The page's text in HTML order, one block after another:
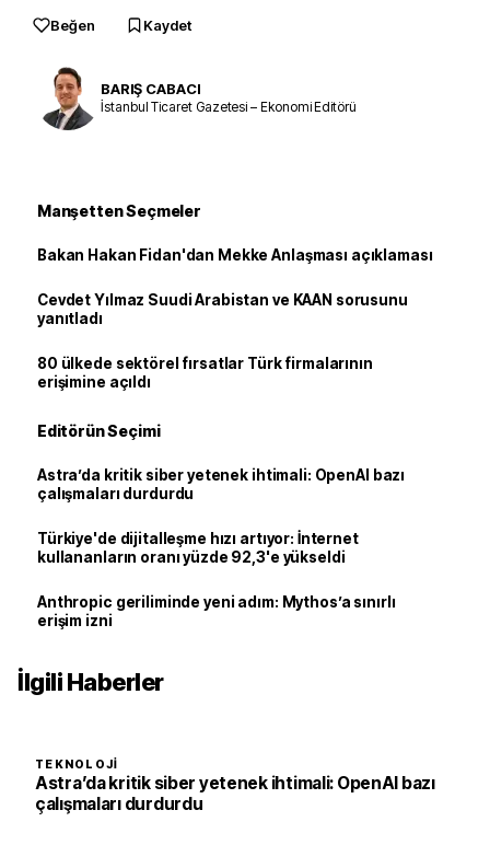
Beğen Kaydet
BARIŞ CABACI
İstanbul Ticaret Gazetesi – Ekonomi Editörü
Manşetten Seçmeler
Bakan Hakan Fidan'dan Mekke Anlaşması açıklaması
Cevdet Yılmaz Suudi Arabistan ve KAAN sorusunu
yanıtladı
80 ülkede sektörel fırsatlar Türk firmalarının
erişimine açıldı
Editörün Seçimi
Astra’da kritik siber yetenek ihtimali: OpenAI bazı
çalışmaları durdurdu
Türkiye'de dijitalleşme hızı artıyor: İnternet
kullananların oranı yüzde 92,3'e yükseldi
Anthropic geriliminde yeni adım: Mythos’a sınırlı
erişim izni
İlgili Haberler
TEKNOLOJI
Astra’da kritik siber yetenek ihtimali: OpenAI bazı
çalışmaları durdurdu